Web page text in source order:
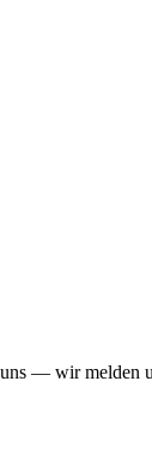
— wir melden